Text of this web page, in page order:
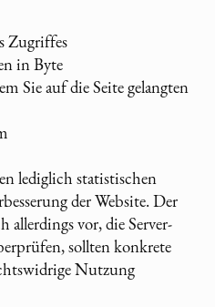
Zugriffes
in Byte
Sie auf die Seite gelangten
lediglich statistischen
der Website. Der
allerdings vor, die Server-
sollten konkrete
Nutzung